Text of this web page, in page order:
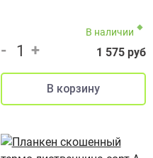
В наличии
- + 1 575 руб